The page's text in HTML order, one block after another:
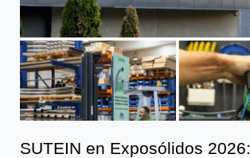
SUTEIN en Exposólidos 2026: